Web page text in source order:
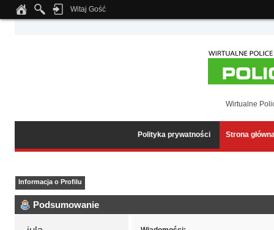
Notice: Undefined index: tapatalk_body_hook in
Witaj Gość
Wirtualne
Polityka prywatności Strona
Informacja o Profilu
Podsumowanie